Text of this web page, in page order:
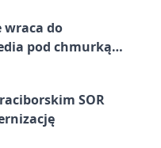
wraca do
pod chmurką
SOR